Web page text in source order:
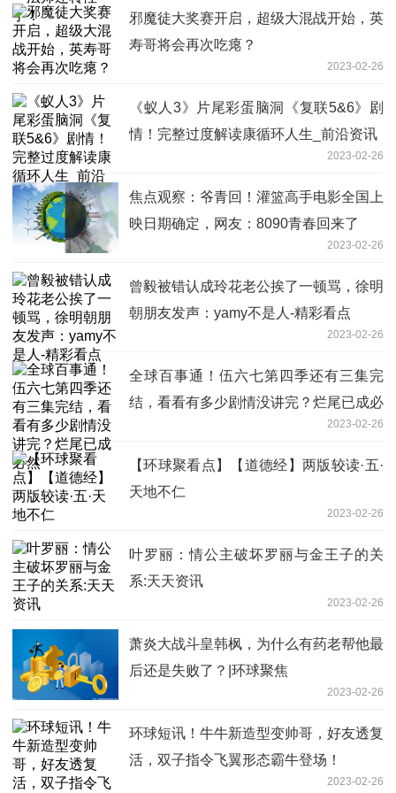
邪魔徒大奖赛开启，超级大混战开始，英
寿哥将会再次吃瘪？
2023-02-26
《蚁人3》片尾彩蛋脑洞《复联5&6》剧
情！完整过度解读康循环人生_前沿资讯
2023-02-26
焦点观察：爷青回！灌篮高手电影全国上
映日期确定，网友：8090青春回来了
2023-02-26
曾毅被错认成玲花老公挨了一顿骂，徐明
朝朋友发声：yamy不是人-精彩看点
2023-02-26
全球百事通！伍六七第四季还有三集完
结，看看有多少剧情没讲完？烂尾已成必
2023-02-26
【环球聚看点】【道德经】两版较读·五·
天地不仁
2023-02-26
叶罗丽：情公主破坏罗丽与金王子的关
系:天天资讯
2023-02-26
萧炎大战斗皇韩枫，为什么有药老帮他最
后还是失败了？|环球聚焦
2023-02-26
环球短讯！牛牛新造型变帅哥，好友透复
活，双子指令飞翼形态霸牛登场！
2023-02-26